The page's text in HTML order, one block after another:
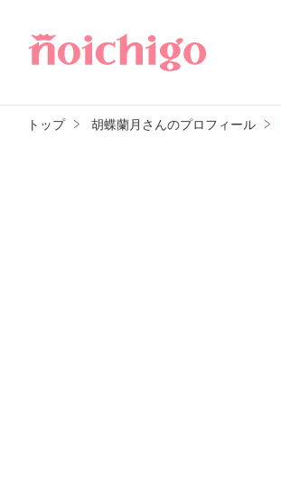
トップ 胡蝶蘭月さんのプロフィール